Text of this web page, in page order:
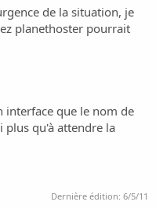
de la situation, je
planethoster pourrait
interface que le nom de
plus qu'à attendre la
Dernière édition: 6/5/11